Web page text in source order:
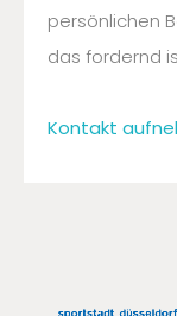
persönlichen
das fordernd
Kontakt